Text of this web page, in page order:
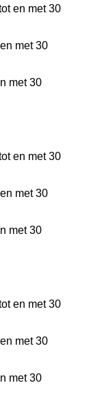
en met 30
met 30
met 30
en met 30
met 30
met 30
en met 30
met 30
met 30